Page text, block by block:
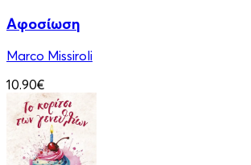
Αφοσίωση
Marco Missiroli
10.90€